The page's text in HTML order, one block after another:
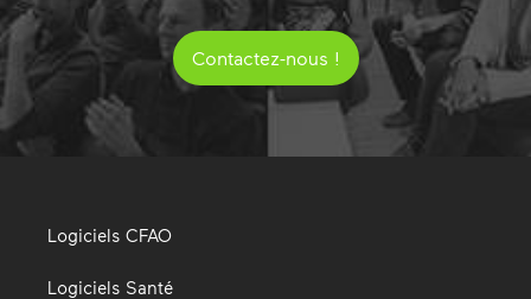
Contactez-nous !
Logiciels CFAO
Logiciels Santé